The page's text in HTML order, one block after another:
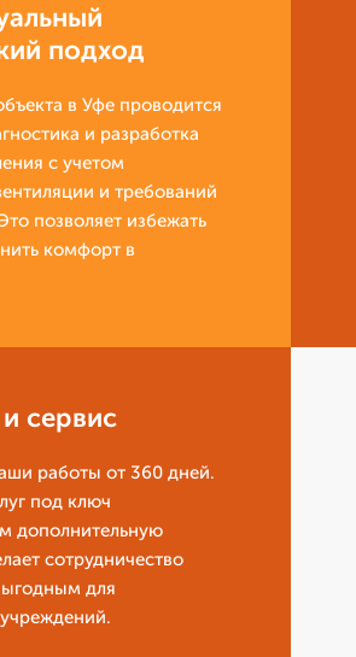
подход
в Уфе проводится
и разработка
с учетом
и требований
позволяет избежать
комфорт в
сервис
работы от 360 дней.
под ключ
дополнительную
сотрудничество
для